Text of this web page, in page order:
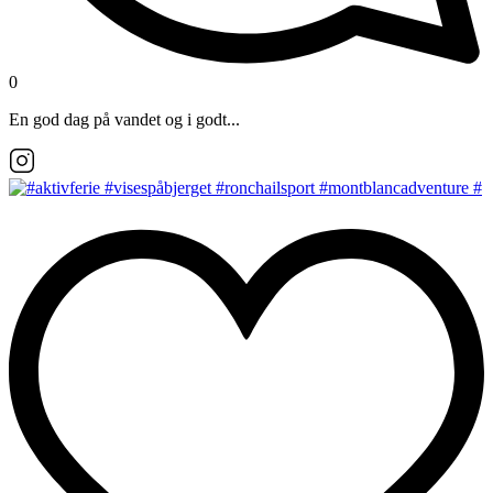
0
En god dag på vandet og i godt...